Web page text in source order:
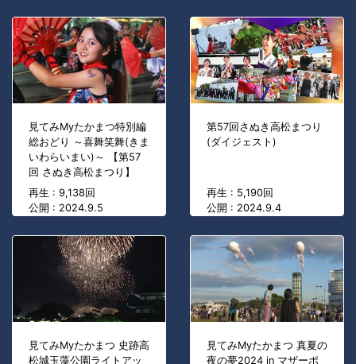
見てみMyたかまつ特別編
総おどり ～喜舞笑舞(きま
いわらいまい)～ 【第57
回 さぬき高松まつり】
再生 : 9,138回
公開 : 2024.9.5
第57回さぬき高松まつり
(ダイジェスト)
再生 : 5,190回
公開 : 2024.9.4
見てみMyたかまつ 史跡高
松城玉藻公園ライトアッ
見てみMyたかまつ 真夏の
夜の夢2024 in マザーポ